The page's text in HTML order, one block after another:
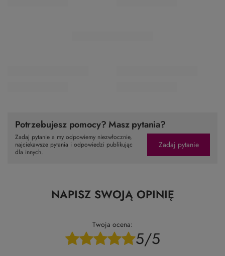
Potrzebujesz pomocy? Masz pytania?
Zadaj pytanie a my odpowiemy niezwłocznie,
najciekawsze pytania i odpowiedzi publikując
dla innych.
Zadaj pytanie
NAPISZ SWOJĄ OPINIĘ
Twoja ocena:
5/5